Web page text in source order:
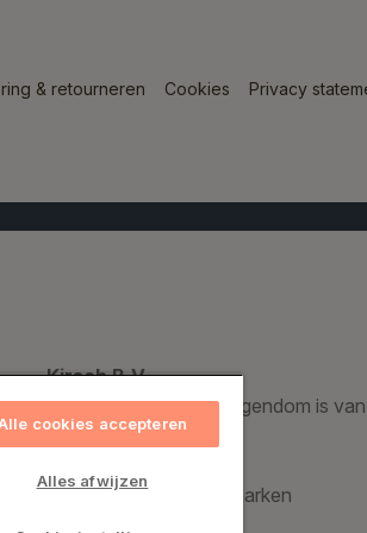
& retourneren Cookies Privacy
Kirsch B.V.
dat voor 100% eigendom is
8940 Randers SV, Denemarken
cookies accepteren
Alles afwijzen